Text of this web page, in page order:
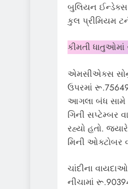
બુલિયન ઈન્ડેક્સ
કુલ પ્રીમિયમ
કીમતી ધાતુઓમાં
એમસીએક્સ સોનું
ઉપરમાં
આગલા બંધ સામે
ગિની સપ્ટેમ્બર
રહ્યો હતો.
મિની ઓક્ટોબર
ચાંદીના
નીચામાં